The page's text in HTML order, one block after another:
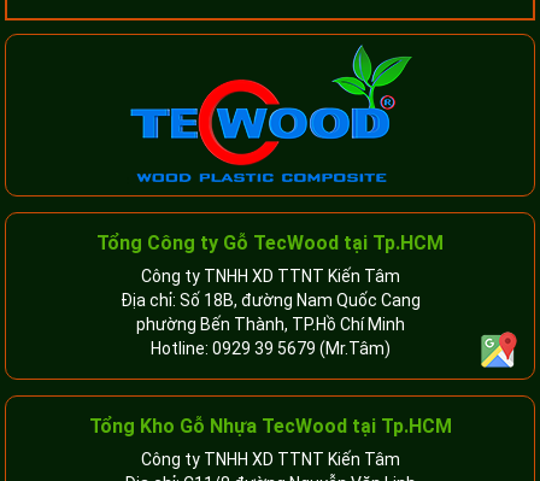
Tổng Công ty Gỗ TecWood tại Tp.HCM
Công ty TNHH XD TTNT Kiến Tâm
Địa chỉ: Số 18B, đường Nam Quốc Cang
phường Bến Thành, TP.Hồ Chí Minh
Hotline: 0929 39 5679 (Mr.Tâm)
Tổng Kho Gỗ Nhựa TecWood tại Tp.HCM
Công ty TNHH XD TTNT Kiến Tâm